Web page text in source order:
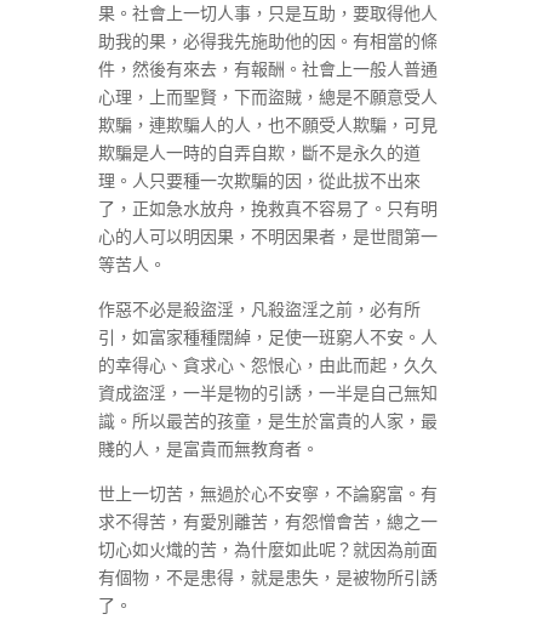
果。社會上一切人事，只是互助，要取得他人
助我的果，必得我先施助他的因。有相當的條
件，然後有來去，有報酬。社會上一般人普通
心理，上而聖賢，下而盜賊，總是不願意受人
欺騙，連欺騙人的人，也不願受人欺騙，可見
欺騙是人一時的自弄自欺，斷不是永久的道
理。人只要種一次欺騙的因，從此拔不出來
了，正如急水放舟，挽救真不容易了。只有明
心的人可以明因果，不明因果者，是世間第一
等苦人。
作惡不必是殺盜淫，凡殺盜淫之前，必有所
引，如富家種種闊綽，足使一班窮人不安。人
的幸得心、貪求心、怨恨心，由此而起，久久
資成盜淫，一半是物的引誘，一半是自己無知
識。所以最苦的孩童，是生於富貴的人家，最
賤的人，是富貴而無教育者。
世上一切苦，無過於心不安寧，不論窮富。有
求不得苦，有愛別離苦，有怨憎會苦，總之一
切心如火熾的苦，為什麼如此呢？就因為前面
有個物，不是患得，就是患失，是被物所引誘
了。